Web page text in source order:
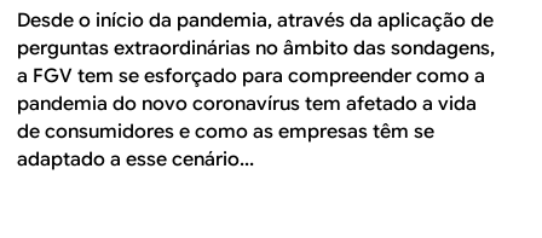
Desde o início da pandemia, através da aplicação de
perguntas extraordinárias no âmbito das sondagens,
a FGV tem se esforçado para compreender como a
pandemia do novo coronavírus tem afetado a vida
de consumidores e como as empresas têm se
adaptado a esse cenário...